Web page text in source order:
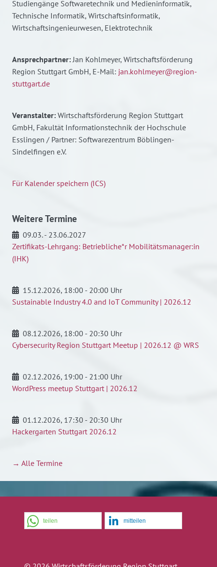
Studiengänge Softwaretechnik und Medieninformatik,
Technische Informatik, Wirtschaftsinformatik,
Wirtschaftsingenieurwesen, Elektrotechnik
Ansprechpartner: Jan Kohlmeyer, Wirtschaftsförderung
Region Stuttgart GmbH, E-Mail: jan.kohlmeyer@region-
stuttgart.de
Veranstalter: Wirtschaftsförderung Region Stuttgart
GmbH, Fakultät Informationstechnik der Hochschule
Esslingen / Partner: Softwarezentrum Böblingen-
Sindelfingen e.V.
Für Kalender speichern (ICS)
Weitere Termine
09.03. - 23.06.2027
Zertifikats-Lehrgang: Betriebliche*r Mobilitätsmanager:in
(IHK)
15.12.2026, 18:00 - 20:00 Uhr
Sustainable Industry 4.0 and IoT Community | 2026.12
08.12.2026, 18:00 - 20:30 Uhr
Cybersecurity Region Stuttgart Meetup | 2026.12 @ WRS
02.12.2026, 19:00 - 21:00 Uhr
WordPress meetup Stuttgart | 2026.12
01.12.2026, 17:30 - 20:30 Uhr
Hackergarten Stuttgart 2026.12
→ Alle Termine
teilen mitteilen